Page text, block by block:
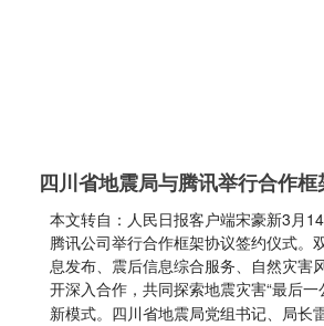
四川省地震局与腾讯举行合作
本文转自：人民日报客户端宋豪新3月
腾讯公司举行合作框架协议签约仪式。
息发布、震后信息综合服务、自然灾害
开深入合作，共同探索地震灾害“最后一
新模式。四川省地震局党组书记、局长